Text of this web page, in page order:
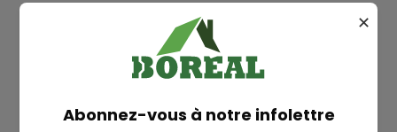
Plan
Abonnez-vous à notre infolettre
✕